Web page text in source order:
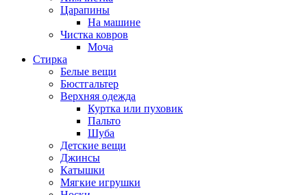
Царапины
На машине
Чистка ковров
Моча
Стирка
Белые вещи
Бюстгальтер
Верхняя одежда
Куртка или пуховик
Пальто
Шуба
Детские вещи
Джинсы
Катышки
Мягкие игрушки